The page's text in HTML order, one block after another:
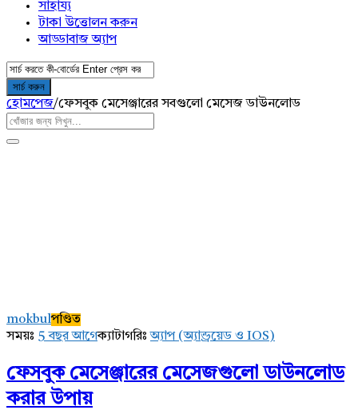
সাহায্য
টাকা উত্তোলন করুন
আড্ডাবাজ অ্যাপ
হোমপেজ/ফেসবুক মেসেঞ্জারের সবগুলো মেসেজ ডাউনলোড
Latest
প্রশ্ন
mokbulপণ্ডিত
সময়ঃ 5 বছর আগেক্যাটাগরিঃঅ্যাপ (অ্যান্ড্রয়েড ও IOS)
ফেসবুক মেসেঞ্জারের মেসেজগুলো ডাউনলোড
করার উপায়